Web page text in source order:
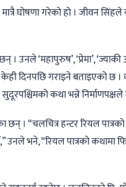
घोषणा गरेको हो । जीवन
उनले ‘महापुरुष’, ‘प्रेमा’,
दिनपछि गराइने बताइएको छ
सुदूरपश्चिमको कथा भन्ने
। “चलचित्र हन्टर रियल
उनले भने, “रियल पात्रको कथामा